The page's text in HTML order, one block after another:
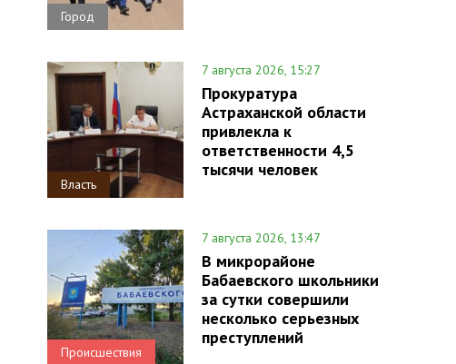
Город
Власть
7 августа 2026, 15:27
Прокуратура
Астраханской области
привлекла к
ответственности 4,5
тысячи человек
Происшествия
7 августа 2026, 13:47
В микрорайоне
Бабаевского школьники
за сутки совершили
несколько серьезных
преступлений